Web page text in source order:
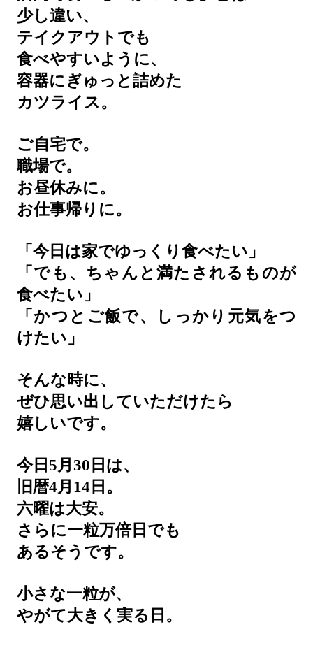
少し違い、
テイクアウトでも
食べやすいように、
容器にぎゅっと詰めた
カツライス。
ご自宅で。
職場で。
お昼休みに。
お仕事帰りに。
「今日は家でゆっくり食べたい」
「でも、ちゃんと満たされるものが
食べたい」
「かつとご飯で、しっかり元気をつ
けたい」
そんな時に、
ぜひ思い出していただけたら
嬉しいです。
今日5月30日は、
旧暦4月14日。
六曜は大安。
さらに一粒万倍日でも
あるそうです。
小さな一粒が、
やがて大きく実る日。